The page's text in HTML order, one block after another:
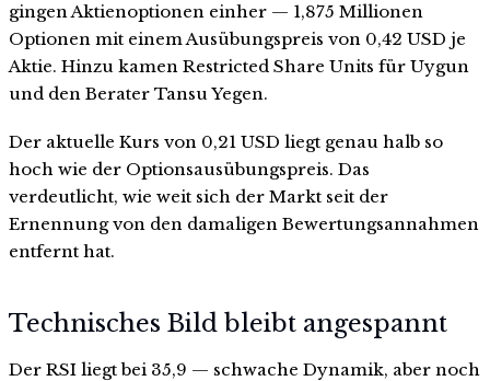
gingen Aktienoptionen einher — 1,875 Millionen
Optionen mit einem Ausübungspreis von 0,42 USD je
Aktie. Hinzu kamen Restricted Share Units für Uygun
und den Berater Tansu Yegen.
Der aktuelle Kurs von 0,21 USD liegt genau halb so
hoch wie der Optionsausübungspreis. Das
verdeutlicht, wie weit sich der Markt seit der
Ernennung von den damaligen Bewertungsannahmen
entfernt hat.
Technisches Bild bleibt angespannt
Der RSI liegt bei 35,9 — schwache Dynamik, aber noch